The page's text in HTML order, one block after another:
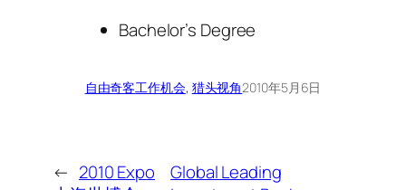
Bachelor’s Degree
自由奇客工作机会, 猎头视角2010年5月6日
← 2010 Expo
Global Leading